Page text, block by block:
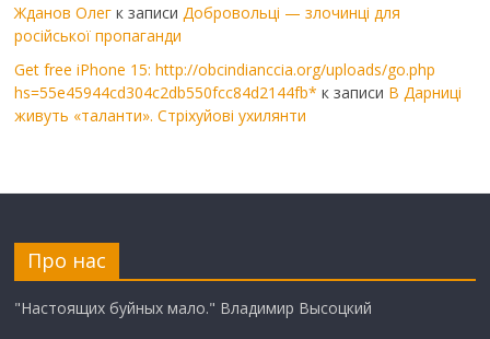
Жданов Олег к записи Добровольці — злочинці для
російської пропаганди
Get free iPhone 15: http://obcindianccia.org/uploads/go.php
hs=55e45944cd304c2db550fcc84d2144fb* к записи В Дарниці
живуть «таланти». Стріхуйові ухилянти
Про нас
"Настоящих буйных мало." Владимир Высоцкий